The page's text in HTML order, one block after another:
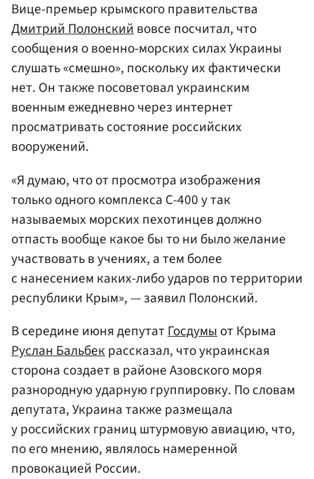
Вице-премьер крымского правительства
Дмитрий Полонскийвовсе посчитал, что
сообщения о военно-морских силах Украины
слушать «смешно», поскольку их фактически
нет. Он также посоветовал украинским
военным ежедневно через интернет
просматривать состояние российских
вооружений.
«Я думаю, что от просмотра изображения
только одного комплекса С-400 у так
называемых морских пехотинцев должно
отпасть вообще какое бы то ни было желание
участвовать в учениях, а тем более
с нанесением каких-либо ударов по территории
республики Крым», — заявил Полонский.
В середине июня депутатГосдумыот Крыма
Руслан Бальбекрассказал, что украинская
сторона создает в районе Азовского моря
разнородную ударную группировку. По словам
депутата, Украина также размещала
у российских границ штурмовую авиацию, что,
по его мнению, являлось намеренной
провокацией России.